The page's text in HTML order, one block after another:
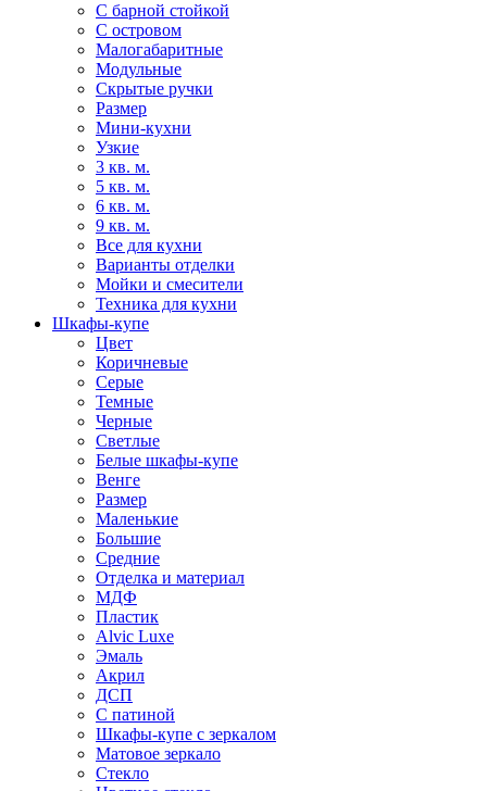
С барной стойкой
С островом
Малогабаритные
Модульные
Скрытые ручки
Размер
Мини-кухни
Узкие
3 кв. м.
5 кв. м.
6 кв. м.
9 кв. м.
Все для кухни
Варианты отделки
Мойки и смесители
Техника для кухни
Шкафы-купе
Цвет
Коричневые
Серые
Темные
Черные
Светлые
Белые шкафы-купе
Венге
Размер
Маленькие
Большие
Средние
Отделка и материал
МДФ
Пластик
Alvic Luxe
Эмаль
Акрил
ДСП
С патиной
Шкафы-купе с зеркалом
Матовое зеркало
Стекло